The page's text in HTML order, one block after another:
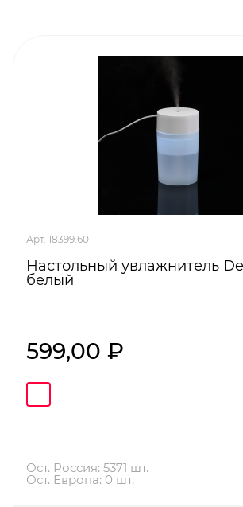
Арт. 18399.60
Настольный увлажнитель
белый
599,00 ₽
Ост. Россия: 5371 шт.
Ост. Европа: 0 шт.